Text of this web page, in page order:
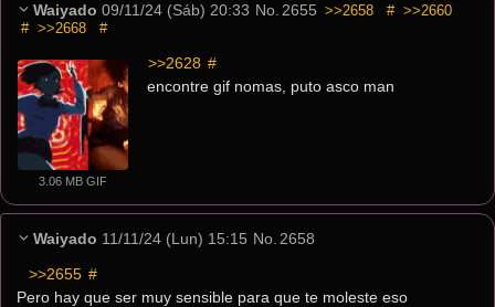
Waiyado 09/11/24 (Sáb) 20:33 No. 2655 >>2658 # >>2660
# >>2668 #
3.06 MB GIF
>>2628 #
encontre gif nomas, puto asco man
Waiyado 11/11/24 (Lun) 15:15 No. 2658
>>2655 #
Pero hay que ser muy sensible para que te moleste eso